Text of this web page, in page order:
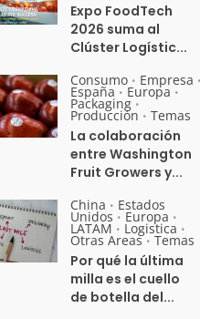
Expo FoodTech
2026 suma al
Clúster Logístic...
Consumo • Empresa •
España • Europa •
Packaging •
Producción • Temas
La colaboración
entre Washington
Fruit Growers y...
China • Estados
Unidos • Europa •
LATAM • Logistica •
Otras Areas • Temas
Por qué la última
milla es el cuello
de botella del...